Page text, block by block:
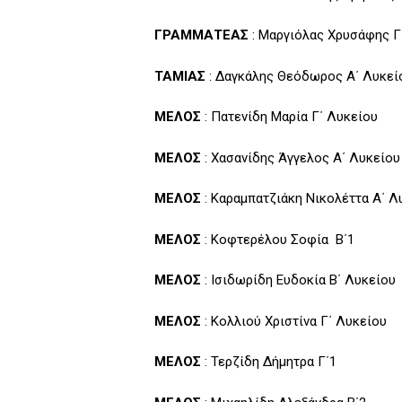
ΓΡΑΜΜΑΤΕΑΣ : Μαργιόλας Χρυσάφης
ΤΑΜΙΑΣ : Δαγκάλης Θεόδωρος Α΄
ΜΕΛΟΣ : Πατενίδη Μαρία Γ΄ Λυκείου
ΜΕΛΟΣ : Χασανίδης Άγγελος Α΄ Λυκείου
ΜΕΛΟΣ : Καραμπατζιάκη Νικολέττα Α΄
ΜΕΛΟΣ : Κοφτερέλου Σοφία Β΄1
ΜΕΛΟΣ : Ισιδωρίδη Ευδοκία Β΄ Λυκείου
ΜΕΛΟΣ : Κολλιού Χριστίνα Γ΄ Λυκείου
ΜΕΛΟΣ : Τερζίδη Δήμητρα Γ΄1